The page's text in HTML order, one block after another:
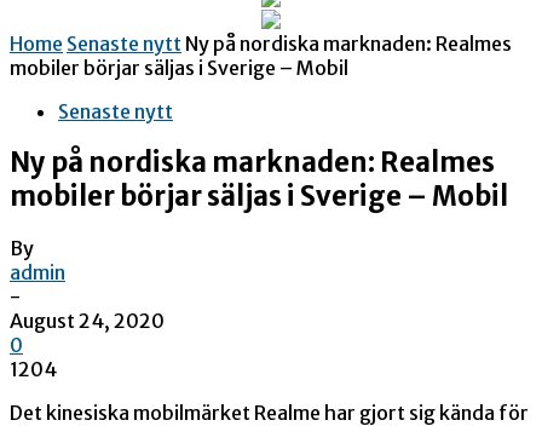
Home Senaste nytt Ny på nordiska marknaden: Realmes
mobiler börjar säljas i Sverige – Mobil
Senaste nytt
Ny på nordiska marknaden: Realmes
mobiler börjar säljas i Sverige – Mobil
By
admin
-
August 24, 2020
0
1204
Det kinesiska mobilmärket Realme har gjort sig kända för